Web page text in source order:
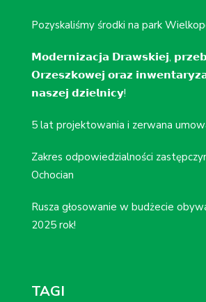
Pozyskaliśmy środki na park
𝗠𝗼𝗱𝗲𝗿𝗻𝗶𝘇𝗮𝗰𝗷𝗮 𝗗𝗿𝗮𝘄𝘀𝗸𝗶𝗲𝗷,
𝗢𝗿𝘇𝗲𝘀𝘇𝗸𝗼𝘄𝗲𝗷 𝗼𝗿𝗮𝘇
𝗻𝗮𝘀𝘇𝗲𝗷 𝗱𝘇𝗶𝗲𝗹𝗻𝗶𝗰𝘆!
5 lat projektowania i zerwana
Zakres odpowiedzialności
Ochocian
Rusza głosowanie w budżecie
2025 rok!
TAGI